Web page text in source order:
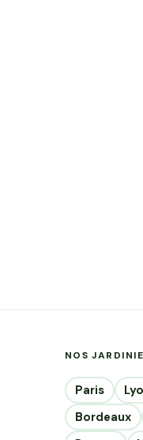
NOS
Paris
Bordeaux